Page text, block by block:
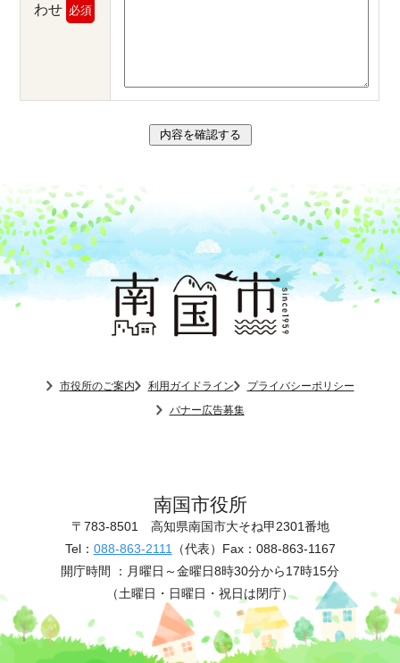
わせ 必須
市役所のご案内 利用ガイドライン
プライバシーポリシー
バナー広告募集
南国市役所
〒783-8501 高知県南国市大そね甲2301番地
Tel： 088-863-2111 （代表） Fax：088-863-1167
開庁時間 ： 月曜日～金曜日8時30分から17時15分
（土曜日・日曜日・祝日は閉庁）